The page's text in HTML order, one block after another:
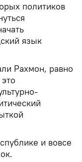
политиков
язык
Рахмон, равно
и вовсе